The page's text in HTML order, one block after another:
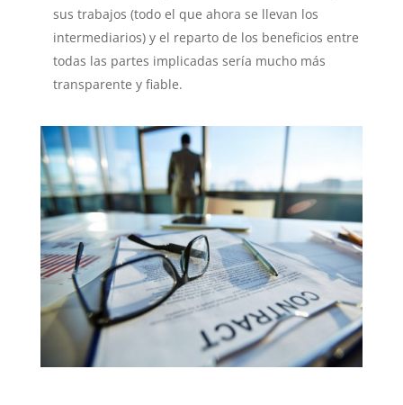
sus trabajos (todo el que ahora se llevan los
intermediarios) y el reparto de los beneficios entre
todas las partes implicadas sería mucho más
transparente y fiable.